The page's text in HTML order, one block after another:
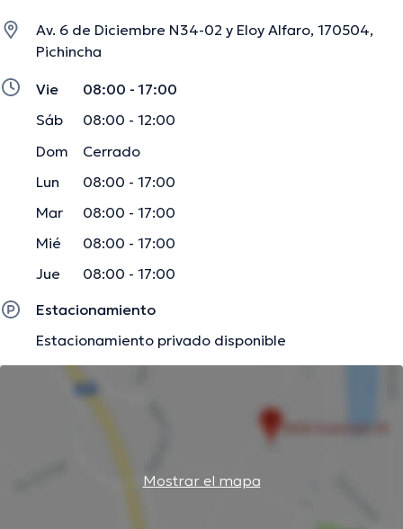
Av. 6 de Diciembre N34-02 y Eloy Alfaro, 170504,
Pichincha
Vie
08:00 - 17:00
Sáb
08:00 - 12:00
Dom
Cerrado
Lun
08:00 - 17:00
Mar
08:00 - 17:00
Mié
08:00 - 17:00
Jue
08:00 - 17:00
Estacionamiento
Estacionamiento privado disponible
Mostrar el mapa